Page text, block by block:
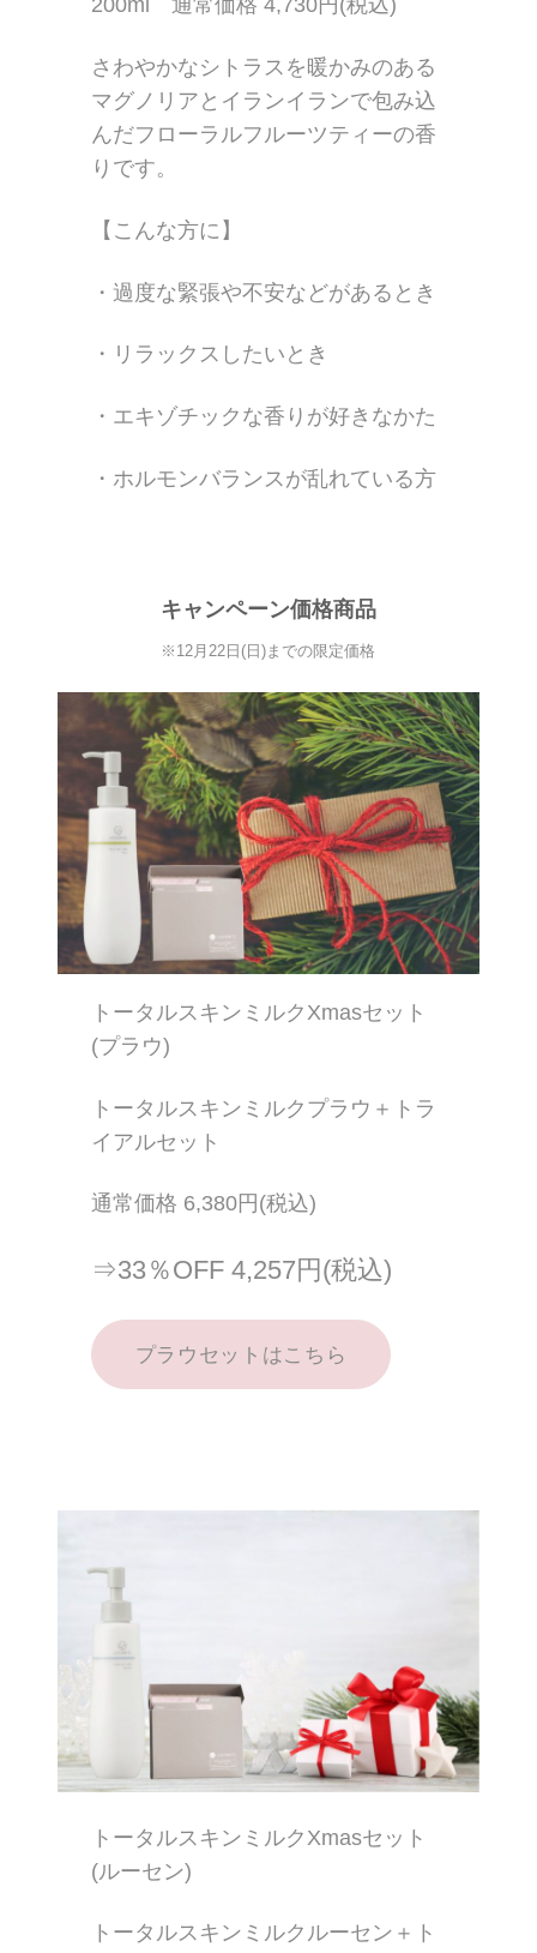
さわやかなシトラスを暖かみのある
マグノリアとイランイランで包み込
んだフローラルフルーツティーの香
りです。
【こんな方に】
・過度な緊張や不安などがあるとき
・リラックスしたいとき
・エキゾチックな香りが好きなかた
・ホルモンバランスが乱れている方
キャンペーン価格商品
※12月22日(日)までの限定価格
トータルスキンミルクXmasセット
(プラウ)
トータルスキンミルクプラウ＋トラ
イアルセット
通常価格 6,380円(税込)
⇒33％OFF 4,257円(税込)
プラウセットはこちら
トータルスキンミルクXmasセット
(ルーセン)
トータルスキンミルクルーセン＋ト